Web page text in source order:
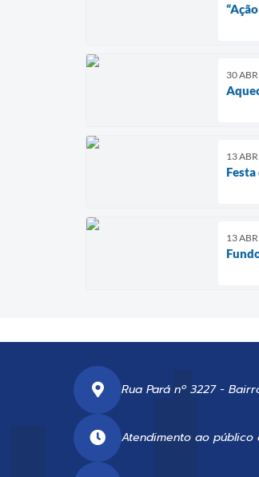
30
13
13
Rua Pará nº 3227 -
Atendimento ao